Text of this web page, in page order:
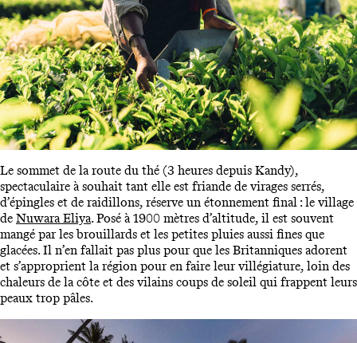
Le sommet de la route du thé (3 heures depuis Kandy),
spectaculaire à souhait tant elle est friande de virages serrés,
d’épingles et de raidillons, réserve un étonnement final : le village
de Nuwara Eliya. Posé à 1900 mètres d’altitude, il est souvent
mangé par les brouillards et les petites pluies aussi fines que
glacées. Il n’en fallait pas plus pour que les Britanniques adorent
et s’approprient la région pour en faire leur villégiature, loin des
chaleurs de la côte et des vilains coups de soleil qui frappent leurs
peaux trop pâles.